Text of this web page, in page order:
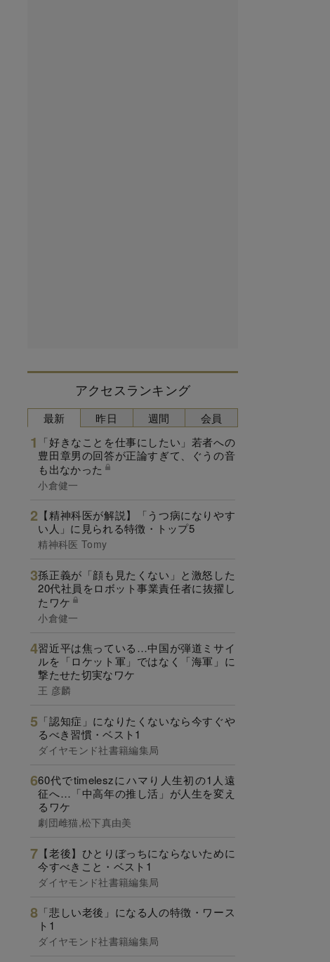
アクセスランキング
最新
「好きなことを仕事にしたい」若者への
豊田章男の回答が正論すぎて、ぐうの音
も出なかった
小倉健一
【精神科医が解説】「うつ病になりやす
い人」に見られる特徴・トップ5
精神科医 Tomy
孫正義が「顔も見たくない」と激怒した
20代社員をロボット事業責任者に抜擢し
たワケ
小倉健一
習近平は焦っている…中国が弾道ミサイ
ルを「ロケット軍」ではなく「海軍」に
撃たせた切実なワケ
王 彦麟
「認知症」になりたくないなら今すぐや
るべき習慣・ベスト1
ダイヤモンド社書籍編集局
60代でtimeleszにハマり人生初の1人遠
征へ…「中高年の推し活」が人生を変え
るワケ
劇団雌猫,松下真由美
【老後】ひとりぼっちにならないために
今すべきこと・ベスト1
ダイヤモンド社書籍編集局
「悲しい老後」になる人の特徴・ワース
ト1
ダイヤモンド社書籍編集局
昨日 週間 会員